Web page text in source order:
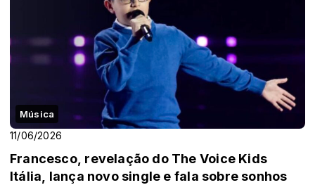
Música
11/06/2026
Francesco, revelação do The Voice Kids
Itália, lança novo single e fala sobre sonhos